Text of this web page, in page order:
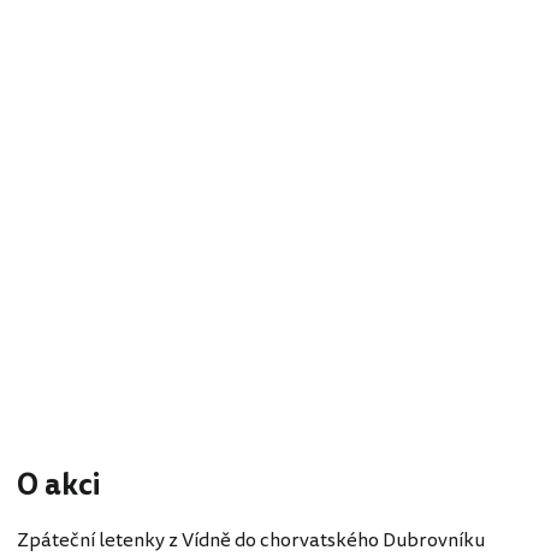
O akci
Zpáteční letenky z Vídně do chorvatského Dubrovníku